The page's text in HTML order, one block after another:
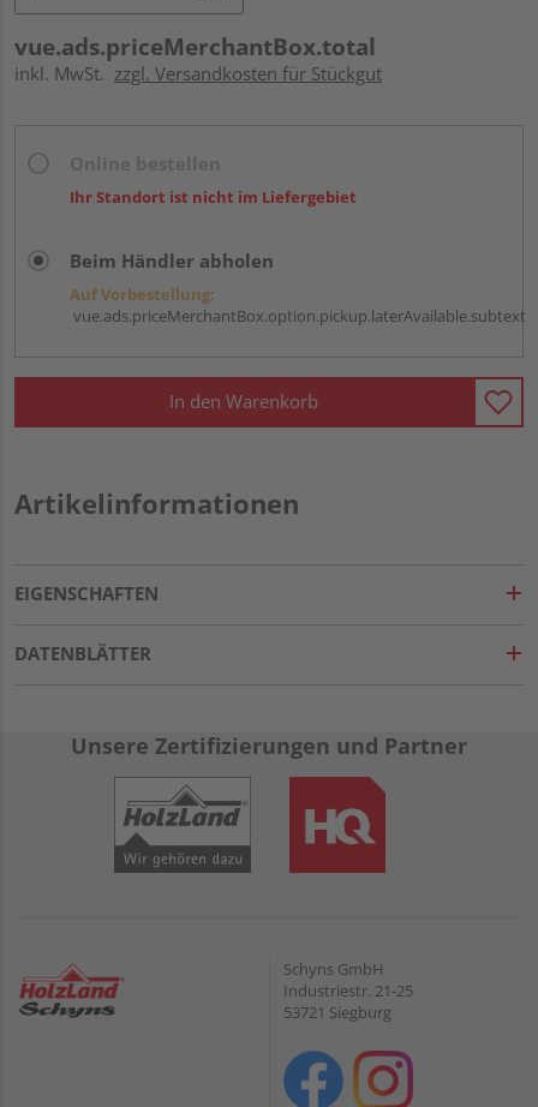
vue.ads.priceMerchantBox.total
inkl. MwSt. zzgl. Versandkosten für Stückgut
Ihr Standort ist nicht im Liefergebiet
Beim Händler abholen
Auf Vorbestellung:
vue.ads.priceMerchantBox.option.pickup.laterAvailable.subtext
In den Warenkorb
Artikelinformationen
EIGENSCHAFTEN
DATENBLÄTTER
Unsere Zertifizierungen und Partner
Schyns GmbH
Industriestr. 21-25
53721 Siegburg